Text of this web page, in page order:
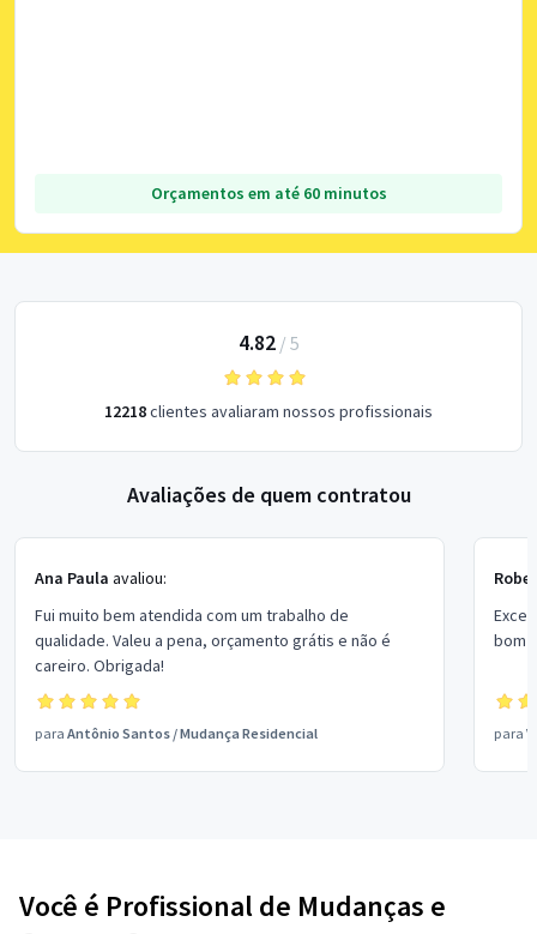
Orçamentos em até 60 minutos
4.82/ 5
12218clientes avaliaram nossos profissionais
Avaliações de quem contratou
Ana Paula avaliou:
Fui muito bem atendida com um trabalho de
qualidade. Valeu a pena, orçamento grátis e não é
careiro. Obrigada!
para Antônio Santos /Mudança Residencial
bom
para
Você é Profissional de Mudanças e